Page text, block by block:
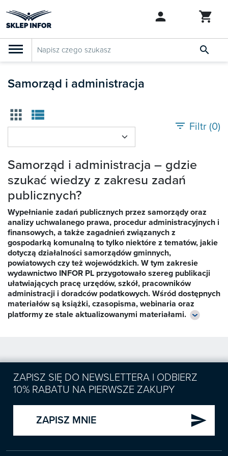
PRODUKTY

Klasyfikacja budżetowa 2027
Abonamenty
Dziennik Gazeta Prawna
Bestsellery
Nowości 
Zapowiedzi 
Prenumerata 2026 
Szkolenia 
Czasopisma
E-wydania
Książki

Czasopisma
Webinaria
Rachunkowość budżetowa 
Czasopisma
E-wydania
Książki
E-booki
Podatki 
Czasopisma
Samorząd i administracja 
Samorząd i administracja
apps view_list
filter_list Filtr (0)
Samorząd i administracja – gdzie
szukać wiedzy z zakresu zadań
publicznych?
Wypełnianie zadań publicznych przez samorządy oraz
analizy uchwalanego prawa, procedur administracyjnych i
finansowych, a także zagadnień związanych z
gospodarką komunalną to tylko niektóre z tematów, jakie
dotyczą działalności samorządów gminnych,
powiatowych czy też wojewódzkich. W tym zakresie
wydawnictwo INFOR PL przygotowało szereg publikacji
ułatwiających pracę urzędów, szkół, pracowników
administracji i doradców podatkowych. Wśród dostępnych
materiałów są książki, czasopisma, webinaria oraz
platformy ze stale aktualizowanymi materiałami.
ZAPISZ SIĘ DO NEWSLETTERA I ODBIERZ
10% RABATU NA PIERWSZE ZAKUPY
ZAPISZ MNIE send